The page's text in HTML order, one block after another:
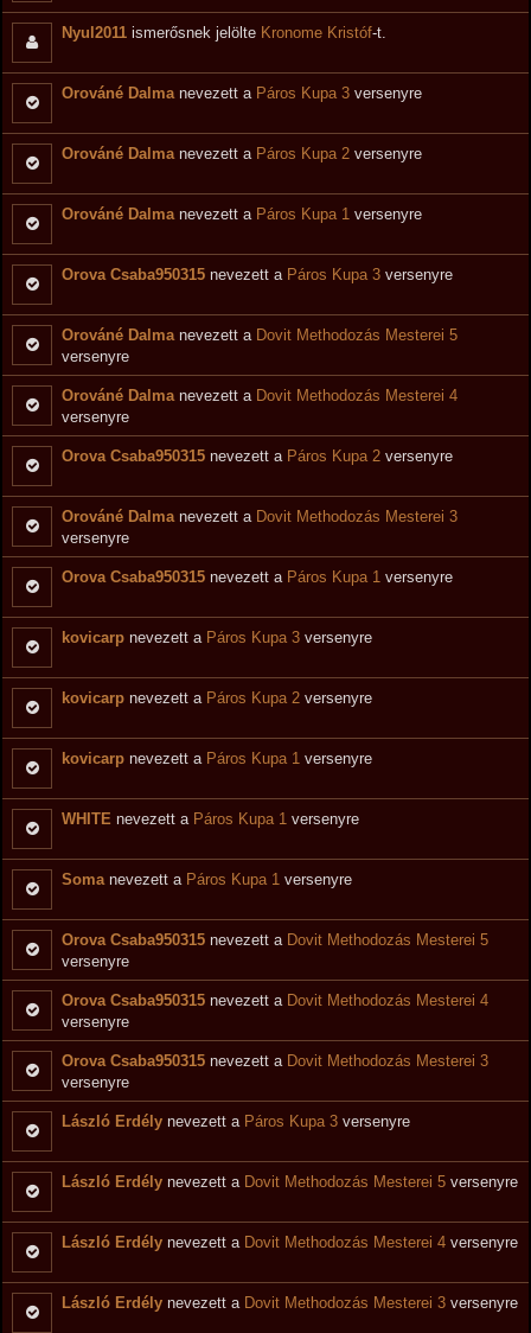
Nyul2011 ismerősnek jelölte Kronome Kristóf-t.
Orováné Dalma nevezett a Páros Kupa 3 versenyre
Orováné Dalma nevezett a Páros Kupa 2 versenyre
Orováné Dalma nevezett a Páros Kupa 1 versenyre
Orova Csaba950315 nevezett a Páros Kupa 3 versenyre
Orováné Dalma nevezett a Dovit Methodozás Mesterei 5
versenyre
Orováné Dalma nevezett a Dovit Methodozás Mesterei 4
versenyre
Orova Csaba950315 nevezett a Páros Kupa 2 versenyre
Orováné Dalma nevezett a Dovit Methodozás Mesterei 3
versenyre
Orova Csaba950315 nevezett a Páros Kupa 1 versenyre
kovicarp nevezett a Páros Kupa 3 versenyre
kovicarp nevezett a Páros Kupa 2 versenyre
kovicarp nevezett a Páros Kupa 1 versenyre
WHITE nevezett a Páros Kupa 1 versenyre
Somanevezett a Páros Kupa 1 versenyre
Orova Csaba950315 nevezett a Dovit Methodozás Mesterei 5
versenyre
Orova Csaba950315 nevezett a Dovit Methodozás Mesterei 4
versenyre
Orova Csaba950315 nevezett a Dovit Methodozás Mesterei 3
versenyre
László Erdély nevezett a Páros Kupa 3 versenyre
László Erdély nevezett a Dovit Methodozás Mesterei 5 versenyre
László Erdély nevezett a Dovit Methodozás Mesterei 4 versenyre
László Erdély nevezett a Dovit Methodozás Mesterei 3 versenyre